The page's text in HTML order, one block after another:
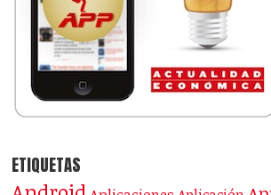
ETIQUETAS